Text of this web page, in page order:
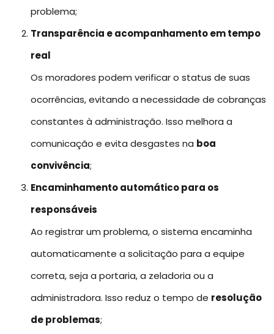
problema;
Transparência e acompanhamento em tempo
real
Os moradores podem verificar o status de suas
ocorrências, evitando a necessidade de cobranças
constantes à administração. Isso melhora a
comunicação e evita desgastes na boa
convivência;
Encaminhamento automático para os
responsáveis
Ao registrar um problema, o sistema encaminha
automaticamente a solicitação para a equipe
correta, seja a portaria, a zeladoria ou a
administradora. Isso reduz o tempo de resolução
de problemas;